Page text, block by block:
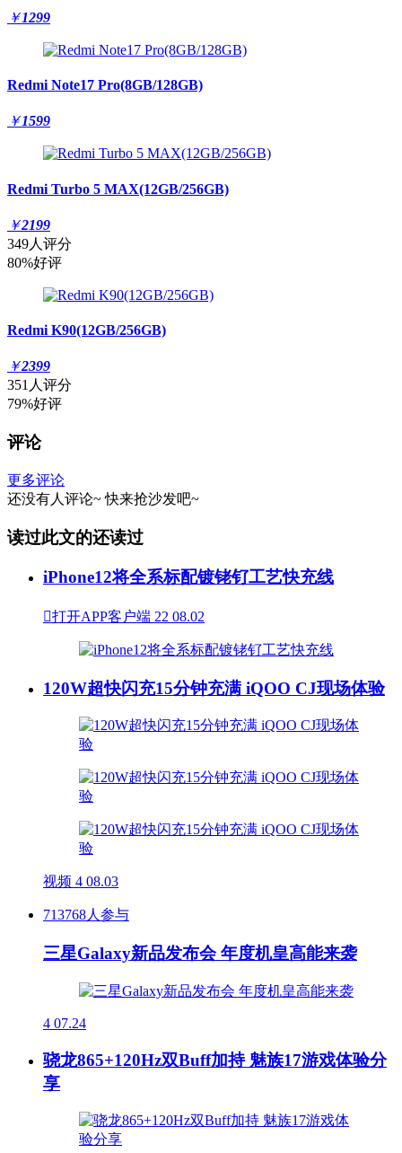
￥1299
Redmi Note17 Pro(8GB/128GB)
￥1599
Redmi Turbo 5 MAX(12GB/256GB)
￥2199
349人评分
80%好评
Redmi K90(12GB/256GB)
￥2399
351人评分
79%好评
评论
更多评论
还没有人评论~ 快来抢沙发吧~
读过此文的还读过
iPhone12将全系标配镀铑钌工艺快充线
打开APP客户端 22 08.02
120W超快闪充15分钟充满 iQOO CJ现场体验
视频 4 08.03
713768人参与
三星Galaxy新品发布会 年度机皇高能来袭
4 07.24
骁龙865+120Hz双Buff加持 魅族17游戏体验分
享